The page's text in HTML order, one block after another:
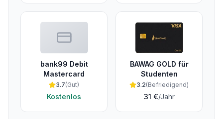
bank99 Debit
Mastercard
3.7(Gut)
Kostenlos
BAWAG GOLD für
Studenten
3.2(Befriedigend)
31 €/Jahr